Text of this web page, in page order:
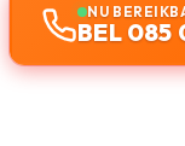
NU
BEL 085